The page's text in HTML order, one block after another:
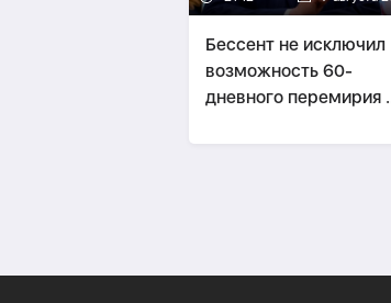
Бессент не исключил
возможность 60-
дневного перемирия